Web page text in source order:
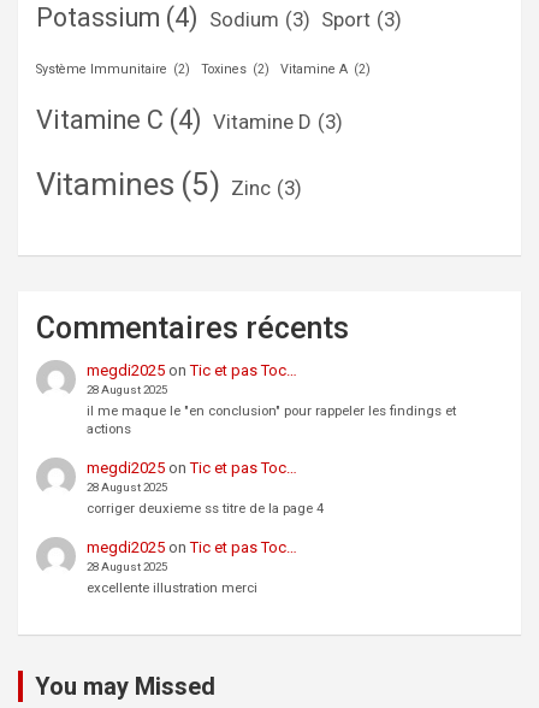
Potassium (4) Sodium (3) Sport (3)
Système Immunitaire (2) Toxines (2) Vitamine A (2)
Vitamine C (4) Vitamine D (3)
Vitamines (5) Zinc (3)
Commentaires récents
megdi2025 onTic et pas Toc…
28 August 2025
il me maque le "en conclusion" pour rappeler les findings et
actions
megdi2025 onTic et pas Toc…
28 August 2025
corriger deuxieme ss titre de la page 4
megdi2025 onTic et pas Toc…
28 August 2025
excellente illustration merci
You may Missed